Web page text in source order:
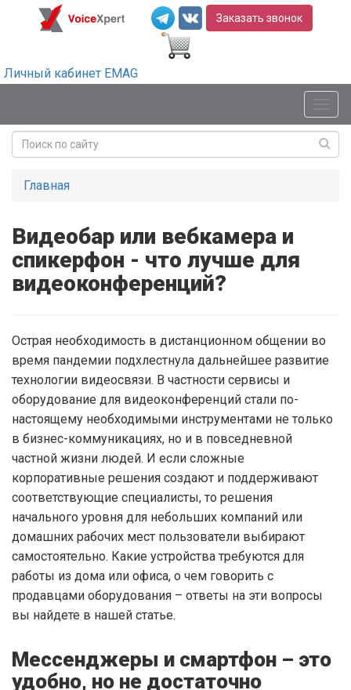
Заказать звонок
Личный кабинет EMAG
Главная
Видеобар или вебкамера и
спикерфон - что лучше для
видеоконференций?
Острая необходимость в дистанционном общении во
время пандемии подхлестнула дальнейшее развитие
технологии видеосвязи. В частности сервисы и
оборудование для видеоконференций стали по-
настоящему необходимыми инструментами не только
в бизнес-коммуникациях, но и в повседневной
частной жизни людей. И если сложные
корпоративные решения создают и поддерживают
соответствующие специалисты, то решения
начального уровня для небольших компаний или
домашних рабочих мест пользователи выбирают
самостоятельно. Какие устройства требуются для
работы из дома или офиса, о чем говорить с
продавцами оборудования – ответы на эти вопросы
вы найдете в нашей статье.
Мессенджеры и смартфон – это
удобно, но не достаточно